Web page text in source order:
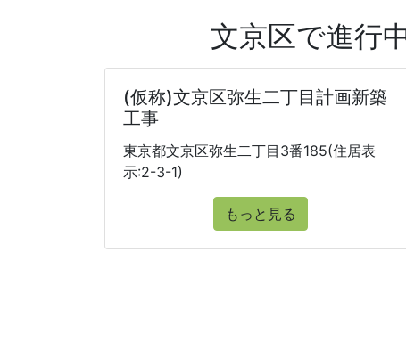
文京区で進行
(仮称)文京区弥生二丁目計画新築
工事
東京都文京区弥生二丁目3番185(住居表
示:2-3-1)
もっと見る